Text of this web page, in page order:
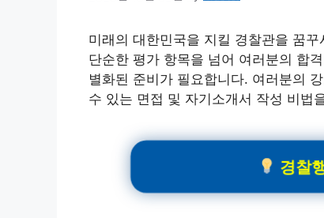
미래의 대한민국을 지킬 경찰관을 꿈
단순한 평가 항목을 넘어 여러분의 합
별화된 준비가 필요합니다. 여러분의
수 있는 면접 및 자기소개서 작성 비법
경찰